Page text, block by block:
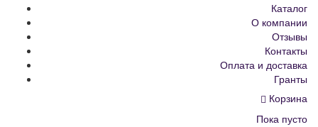
Каталог
О компании
Отзывы
Контакты
Оплата и доставка
Гранты
Корзина
Пока пусто